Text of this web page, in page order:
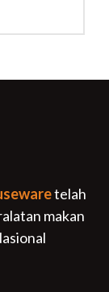
telah
makan